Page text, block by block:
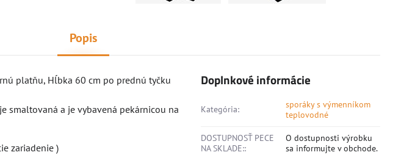
Popis
platňu, Hĺbka 60 cm po prednú tyčku
smaltovaná a je vybavená pekárnicou na
zariadenie )
Doplnkové informácie
Kategória:
sporáky s výmenníkom
teplovodné
DOSTUPNOSŤ PECE
NA SKLADE::
O dostupnosti výrobku
sa informujte v obchode.